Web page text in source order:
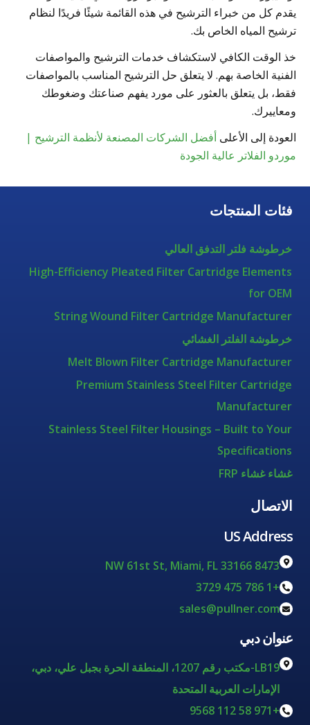
يقدم كل من خبراء الترشيح في هذه القائمة شيئًا فريدًا لنظام
ترشيح المياه الخاص بك.
خذ الوقت الكافي لاستكشاف خدمات الترشيح والمواصفات
الفنية الخاصة بهم. لا يتعلق حل الترشيح المناسب بالمواصفات
فقط، بل يتعلق بالعثور على مورد يفهم صناعتك وضغوطك
ومعاييرك.
العودة إلى الأعلى أفضل الشركات المصنعة لأنظمة الترشيح |
موردو الفلاتر عالية الجودة
فئات المنتجات
خرطوشة فلتر التدفق العالي
High-Efficiency Pleated Filter Cartridge Elements
for OEM
String Wound Filter Cartridge Manufacturer
خرطوشة الفلتر الغشائي
Melt Blown Filter Cartridge Manufacturer
Premium Stainless Steel Filter Cartridge
Manufacturer
Stainless Steel Filter Housings – Built to Your
Specifications
غشاء غشاء FRP
الاتصال
US Address
8473 NW 61st St, Miami, FL 33166
+1 786 475 3729
sales@pullner.com
عنوان دبي
LB19-مكتب رقم 1207، المنطقة الحرة بجبل علي، دبي،
الإمارات العربية المتحدة
+971 58 112 9568